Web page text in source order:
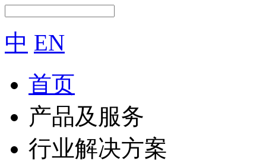
中 EN
首页
产品及服务
行业解决方案